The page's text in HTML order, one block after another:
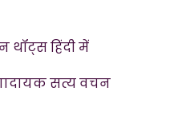
हिंदी में
सत्य वचन